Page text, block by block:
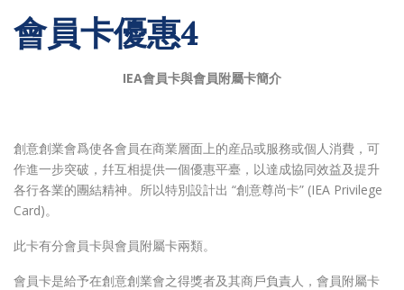
會員卡優惠4
IEA會員卡與會員附屬卡簡介
創意創業會爲使各會員在商業層面上的産品或服務或個人消費，可
作進一步突破，幷互相提供一個優惠平臺，以達成協同效益及提升
各行各業的團結精神。所以特別設計出 “創意尊尚卡” (IEA Privilege
Card)。
此卡有分會員卡與會員附屬卡兩類。
會員卡是給予在創意創業會之得獎者及其商戶負責人，會員附屬卡